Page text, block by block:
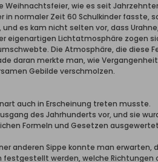
wie es seit
in normaler Zeit 60 Schulkinder fasste,
es kam nicht selten vor, dass
eigenartigen Lichtatmosphäre zogen
Die Atmosphäre, die diese
daran merkte man, wie
Gebilde verschmolzen.
auch in Erscheinung treten musste.
des Jahrhunderts vor, und sie
Formeln und Gesetzen
anderen Sippe konnte man erwarten,
werden, welche Richtungen